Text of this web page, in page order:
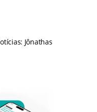
Jônathas